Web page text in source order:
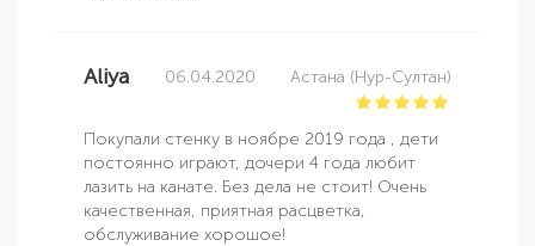
Aliya 06.04.2020 Астана (Нур-Султан)
Покупали стенку в ноябре 2019 года , дети
постоянно играют, дочери 4 года любит
лазить на канате. Без дела не стоит! Очень
качественная, приятная расцветка,
обслуживание хорошое!